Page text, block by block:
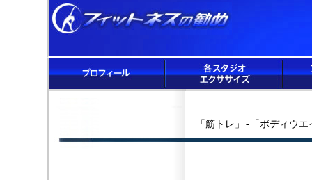
「筋トレ」-「ボディウ